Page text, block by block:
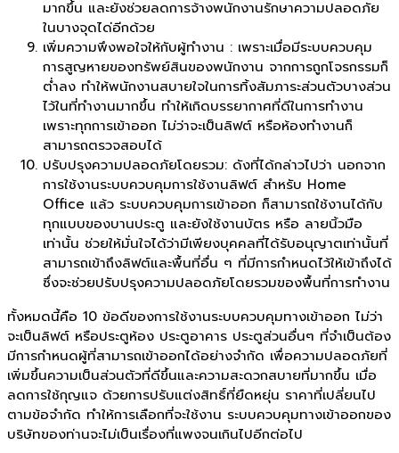
มากขึ้น และยังช่วยลดการจ้างพนักงานรักษาความปลอดภัย
ในบางจุดได่อีกด้วย
เพิ่มความพึงพอใจให้กับผู้ทำงาน : เพราะเมื่อมีระบบควบคุม
การสูญหายของทรัพย์สินของพนักงาน จากการถูกโจรกรรมก็
ต่ำลง ทำให้พนักงานสบายใจในการทิ้งสัมภาระส่วนตัวบางส่วน
ไว้ในที่ทำงานมากขึ้น ทำให้เกิดบรรยากาศที่ดีในการทำงาน
เพราะทุกการเข้าออก ไม่ว่าจะเป็นลิฟต์ หรือห้องทำงานก็
สามารถตรวจสอบได้
ปรับปรุงความปลอดภัยโดยรวม: ดังที่ได้กล่าวไปว่า นอกจาก
การใช้งานระบบควบคุมการใช้งานลิฟต์ สำหรับ Home
Office แล้ว ระบบควบคุมการเข้าออก ก็สามารถใช้งานได้กับ
ทุกแบบของบานประตู และยังใช้งานบัตร หรือ ลายนิ้วมือ
เท่านั้น ช่วยให้มั่นใจได้ว่ามีเพียงบุคคลที่ได้รับอนุญาตเท่านั้นที่
สามารถเข้าถึงลิฟต์และพื้นที่อื่น ๆ ที่มีการกำหนดไว้ให้เข้าถึงได้
ซึ่งจะช่วยปรับปรุงความปลอดภัยโดยรวมของพื้นที่การทำงาน
ทั้งหมดนี้คือ 10 ข้อดีของการใช้งานระบบควบคุมทางเข้าออก ไม่ว่า
จะเป็นลิฟต์ หรือประตูห้อง ประตูอาคาร ประตูส่วนอื่นๆ ที่จำเป็นต้อง
มีการกำหนดผู้ที่สามารถเข้าออกได้อย่างจำกัด เพื่อความปลอดภัยที่
เพิ่มขึ้นความเป็นส่วนตัวที่ดีขึ้นและความสะดวกสบายที่มากขึ้น เมื่อ
ลดการใช้กุญแจ ด้วยการปรับแต่งสิทธิ์ที่ยืดหยุ่น ราคาที่เปลี่ยนไป
ตามข้อจำกัด ทำให้การเลือกที่จะใช้งาน ระบบควบคุมทางเข้าออกของ
บริษัทของท่านจะไม่เป็นเรื่องที่แพงจนเกินไปอีกต่อไป